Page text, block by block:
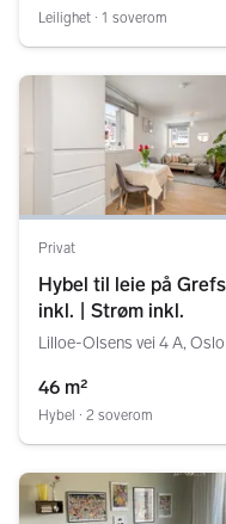
Leilighet ∙ 1 soverom
Privat
Hybel til leie på
inkl. | Strøm inkl.
Lilloe-Olsens vei 4 A, Oslo
46 m²
Hybel ∙ 2 soverom